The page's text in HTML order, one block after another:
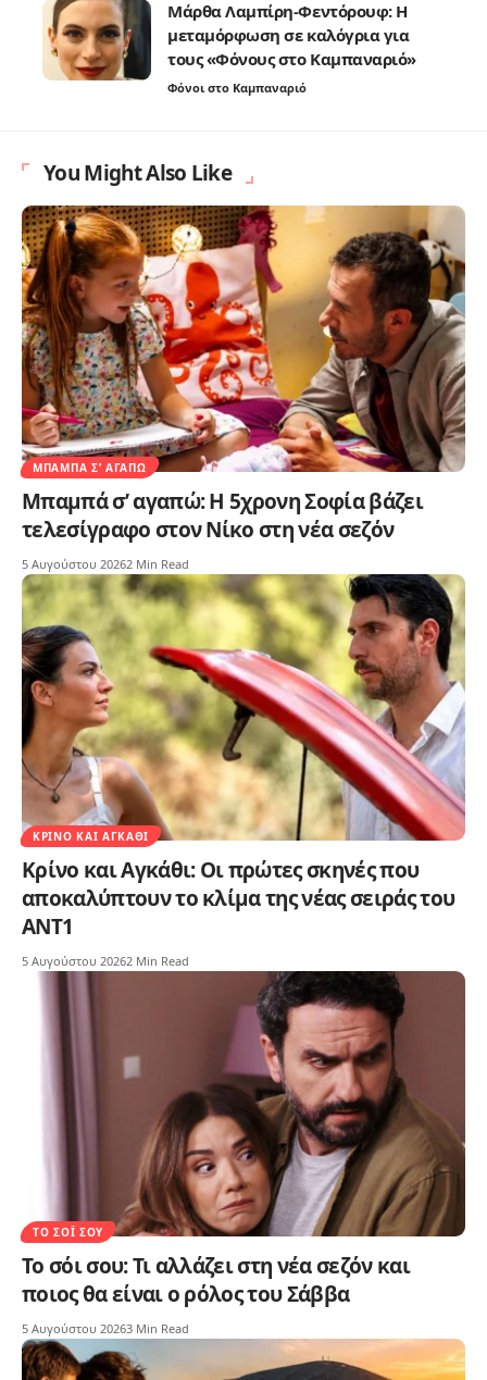
Μάρθα Λαμπίρη-Φεντόρουφ: Η
μεταμόρφωση σε καλόγρια για
τους «Φόνους στο Καμπαναριό»
Φόνοι στο Καμπαναριό
You Might Also Like
ΜΠΑΜΠΆ Σ’ ΑΓΑΠΏ
Μπαμπά σ’ αγαπώ: Η 5χρονη Σοφία βάζει
τελεσίγραφο στον Νίκο στη νέα σεζόν
5 Αυγούστου 20262 Min Read
ΚΡΊΝΟ ΚΑΙ ΑΓΚΆΘΙ
Κρίνο και Αγκάθι: Οι πρώτες σκηνές που
αποκαλύπτουν το κλίμα της νέας σειράς του
ΑΝΤ1
5 Αυγούστου 20262 Min Read
ΤΟ ΣΌΙ ΣΟΥ
Το σόι σου: Τι αλλάζει στη νέα σεζόν και
ποιος θα είναι ο ρόλος του Σάββα
5 Αυγούστου 20263 Min Read